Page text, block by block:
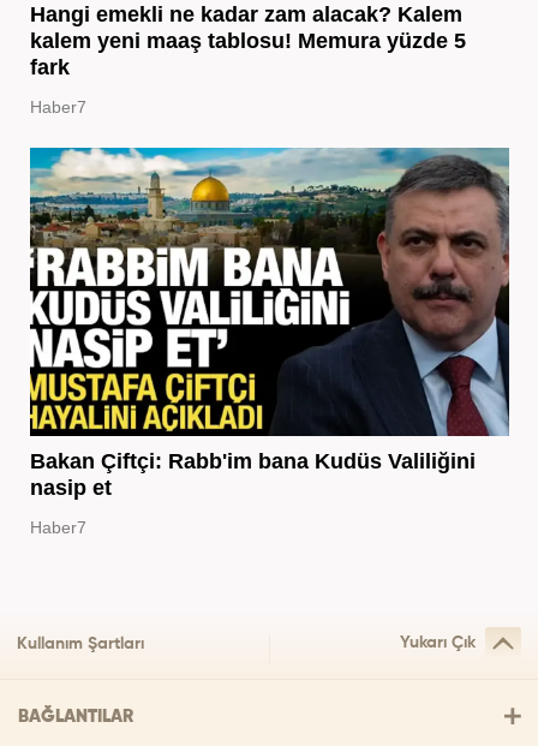
Hangi emekli ne kadar zam alacak? Kalem
kalem yeni maaş tablosu! Memura yüzde 5
fark
Haber7
Bakan Çiftçi: Rabb'im bana Kudüs Valiliğini
nasip et
Haber7
Kullanım Şartları Yukarı Çık
BAĞLANTILAR